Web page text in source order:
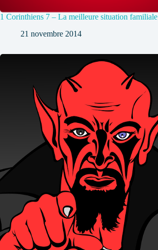
1 Corinthiens 7 – La meilleure situation familiale
21 novembre 2014